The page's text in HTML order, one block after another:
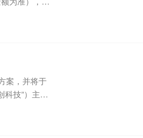
案，并将于
技”）主要